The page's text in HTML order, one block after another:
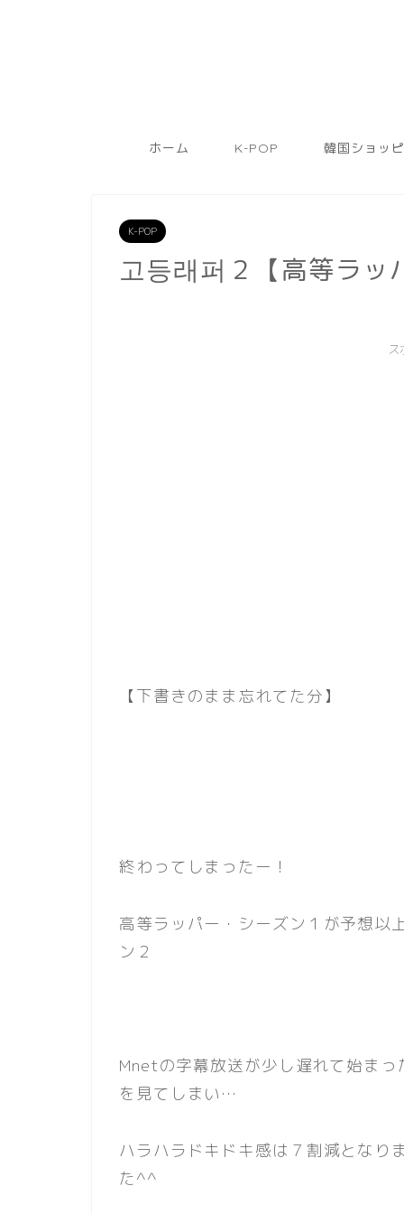
ホーム K-POP 韓国ショッ
K-POP
고등래퍼２【高等ラッ
ス
【下書きのまま忘れてた分】
終わってしまったー！
高等ラッパー・シーズン１が予想以
ン２
Mnetの字幕放送が少し遅れて始ま
を見てしまい…
ハラハラドキドキ感は７割減となり
た^^